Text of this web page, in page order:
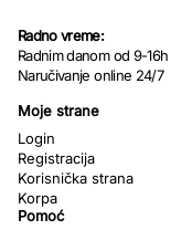
Radno vreme:
Radnim danom od 9-16h
Naručivanje online 24/7
Moje strane
Login
Registracija
Korisnička strana
Korpa
Pomoć